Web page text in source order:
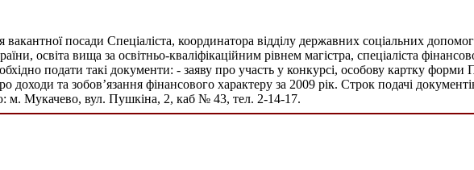
посади Спеціаліста, координатора відділу державних соціальних
освіта вища за освітньо-кваліфікаційним рівнем магістра, спеціаліста
подати такі документи: - заяву про участь у конкурсі, особову картку форми
доходи та зобов’язання фінансового характеру за 2009 рік. Строк подачі
м. Мукачево, вул. Пушкіна, 2, каб № 43, тел. 2-14-17.